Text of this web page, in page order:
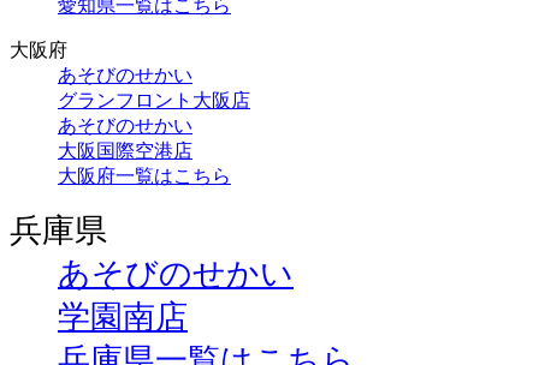
愛知県一覧はこちら
大阪府
あそびのせかい
グランフロント大阪店
あそびのせかい
大阪国際空港店
大阪府一覧はこちら
兵庫県
あそびのせかい
学園南店